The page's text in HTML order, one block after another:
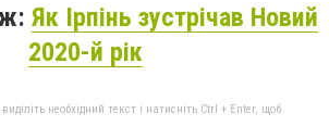
Як Ірпінь зустрічав Новий
2020-й рік
необхідний текст і натисніть Ctrl + Enter, щоб